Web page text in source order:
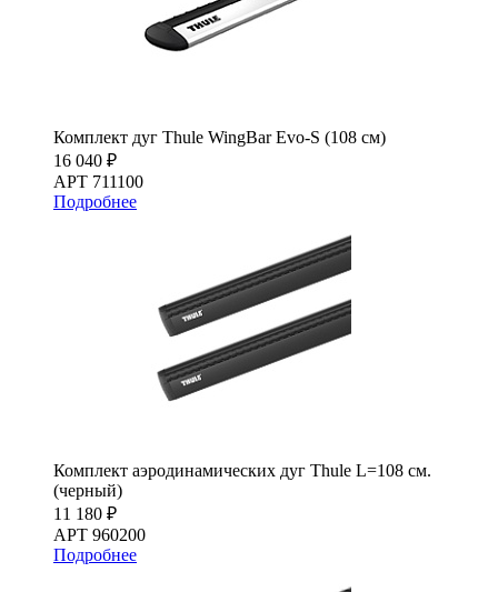
Комплект дуг Thule WingBar Evo-S (108 см)
16 040 ₽
АРТ 711100
Подробнее
Комплект аэродинамических дуг Thule L=108 см.
(черный)
11 180 ₽
АРТ 960200
Подробнее